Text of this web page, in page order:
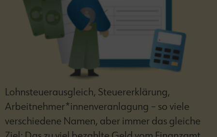
Lohnsteuerausgleich, Steuererklärung,
Arbeitnehmer*innenveranlagung – so viele
verschiedene Namen, aber immer das gleiche